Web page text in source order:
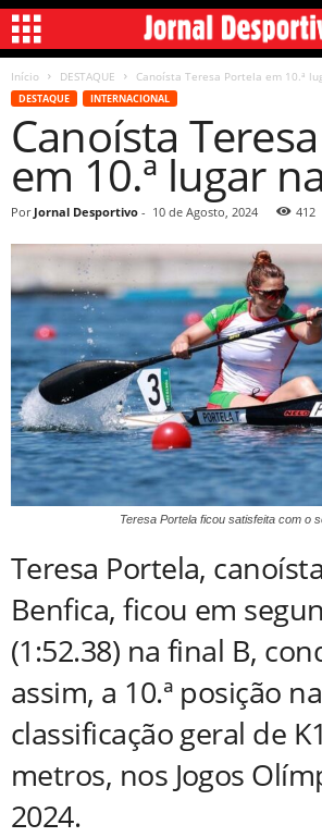
Início DESTAQUE Canoísta Teresa Portela em 10.ª
DESTAQUE INTERNACIONAL
Canoísta
em 10.ª lugar
Por Jornal Desportivo - 10 de Agosto, 2024 412
Teresa Portela ficou satisfeita com o
Teresa Portela,
Benfica, ficou em
(1:52.38) na final B,
assim, a 10.ª posição na
classificação geral de
metros, nos Jogos
2024.